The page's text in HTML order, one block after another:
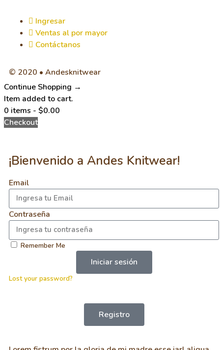
Ingresar
Ventas al por mayor
Contáctanos
© 2020 • Andesknitwear
Continue Shopping →
Item added to cart.
0 items - $0.00
Checkout
¡Bienvenido a Andes Knitwear!
Email
Contraseña
Remember Me
Iniciar sesión
Lost your password?
Registro